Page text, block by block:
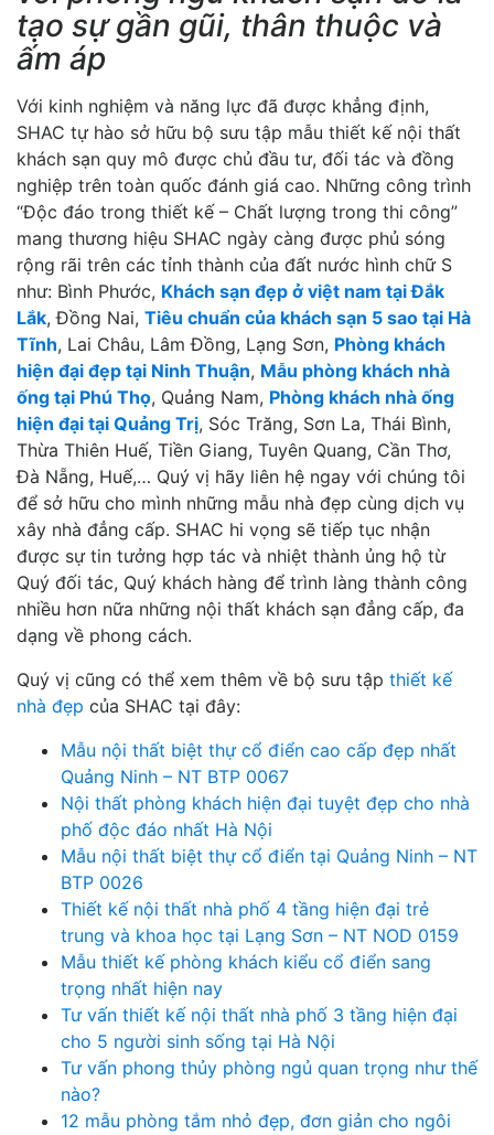
tạo sự gần gũi, thân thuộc và
ấm áp
Với kinh nghiệm và năng lực đã được khẳng định,
SHAC tự hào sở hữu bộ sưu tập mẫu thiết kế nội thất
khách sạn quy mô được chủ đầu tư, đối tác và đồng
nghiệp trên toàn quốc đánh giá cao. Những công trình
“Độc đáo trong thiết kế – Chất lượng trong thi công”
mang thương hiệu SHAC ngày càng được phủ sóng
rộng rãi trên các tỉnh thành của đất nước hình chữ S
như: Bình Phước, Khách sạn đẹp ở việt nam tại Đắk
Lắk, Đồng Nai, Tiêu chuẩn của khách sạn 5 sao tại Hà
Tĩnh, Lai Châu, Lâm Đồng, Lạng Sơn, Phòng khách
hiện đại đẹp tại Ninh Thuận, Mẫu phòng khách nhà
ống tại Phú Thọ, Quảng Nam, Phòng khách nhà ống
hiện đại tại Quảng Trị, Sóc Trăng, Sơn La, Thái Bình,
Thừa Thiên Huế, Tiền Giang, Tuyên Quang, Cần Thơ,
Đà Nẵng, Huế,… Quý vị hãy liên hệ ngay với chúng tôi
để sở hữu cho mình những mẫu nhà đẹp cùng dịch vụ
xây nhà đẳng cấp. SHAC hi vọng sẽ tiếp tục nhận
được sự tin tưởng hợp tác và nhiệt thành ủng hộ từ
Quý đối tác, Quý khách hàng để trình làng thành công
nhiều hơn nữa những nội thất khách sạn đẳng cấp, đa
dạng về phong cách.
Quý vị cũng có thể xem thêm về bộ sưu tập thiết kế
nhà đẹp của SHAC tại đây:
Mẫu nội thất biệt thự cổ điển cao cấp đẹp nhất
Quảng Ninh – NT BTP 0067
Nội thất phòng khách hiện đại tuyệt đẹp cho nhà
phố độc đáo nhất Hà Nội
Mẫu nội thất biệt thự cổ điển tại Quảng Ninh – NT
BTP 0026
Thiết kế nội thất nhà phố 4 tầng hiện đại trẻ
trung và khoa học tại Lạng Sơn – NT NOD 0159
Mẫu thiết kế phòng khách kiểu cổ điển sang
trọng nhất hiện nay
Tư vấn thiết kế nội thất nhà phố 3 tầng hiện đại
cho 5 người sinh sống tại Hà Nội
Tư vấn phong thủy phòng ngủ quan trọng như thế
nào?
12 mẫu phòng tắm nhỏ đẹp, đơn giản cho ngôi